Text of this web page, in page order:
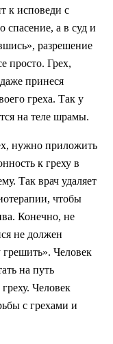
к исповеди с
спасение, а в суд и
разрешение
просто. Грех,
принеся
греха. Так у
на теле шрамы.
нужно приложить
к греху в
Так врач удаляет
чтобы
Конечно, не
не должен
Человек
на путь
Человек
с грехами и